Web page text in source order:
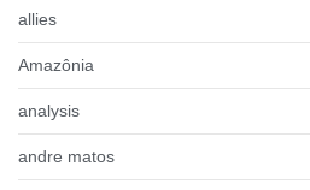
allies
Amazônia
analysis
andre matos